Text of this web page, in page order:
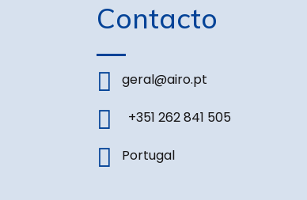
Contacto
geral@airo.pt
+351 262 841 505
Portugal